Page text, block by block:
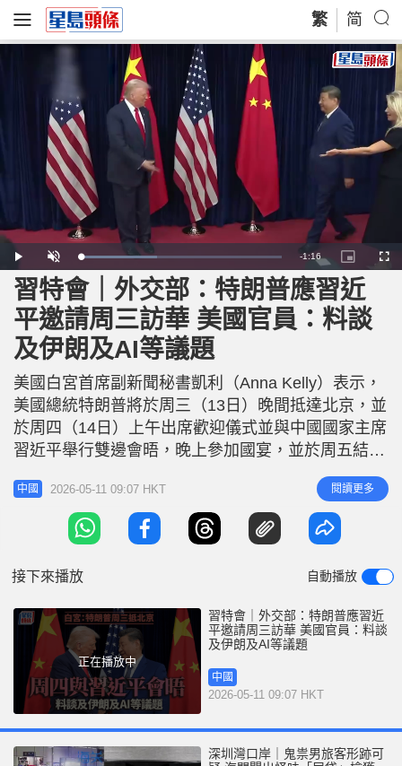
繁 简
P
l
a
y
U
n
m
u
t
e
L
o
a
d
e
:
3
7
.
8
9
R
e
n
n
-1:16
P
i
c
t
u
e
-
i
c
t
r
e
F
u
習特會｜外交部：特朗普應習近
平邀請周三訪華 美國官員：料談
及伊朗及AI等議題
美國白宮首席副新聞秘書凱利（Anna Kelly）表示，
美國總統特朗普將於周三（13日）晚間抵達北京，並
於周四（14日）上午出席歡迎儀式並與中國國家主席
習近平舉行雙邊會晤，晚上參加國宴，並於周五結束
訪問行程。美國計劃在今年稍後接待中國領導人進行
回訪。11日早上，中國外交部發言人宣佈，應國家主
席習近平邀請，美國總統特朗普將於5月13日至15日
對中國進行國事訪問。 周四參觀天壇出席國宴 特朗
中國 2026-05-11 09:07 HKT 閱讀更多
接下來播放 自動播放
正在播放中
習特會｜外交部：特朗普應習近
平邀請周三訪華 美國官員：料談
及伊朗及AI等議題
中國
2026-05-11 09:07 HKT
深圳灣口岸｜鬼祟男旅客形跡可